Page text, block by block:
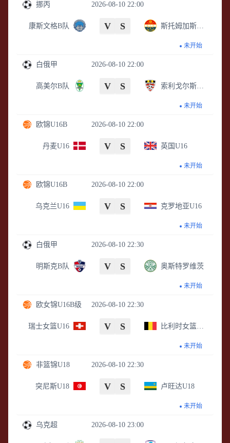
2026-08-10 22:00
挪丙
康斯文格B队 V S
未开始
2026-08-10 22:00
白俄甲
高美尔B队 V S
未开始
2026-08-10 22:00
欧锦U16B
丹麦U16 V S 英国U16
未开始
2026-08-10 22:00
欧锦U16B
乌克兰U16 V S 克罗地亚U16
未开始
2026-08-10 22:30
白俄甲
明斯克B队 V S 奥斯特罗维茨
未开始
2026-08-10 22:30
欧女锦U16B级
瑞士女篮U16 V S
未开始
2026-08-10 22:30
非篮锦U18
突尼斯U18 V S 卢旺达U18
未开始
2026-08-10 23:00
乌克超